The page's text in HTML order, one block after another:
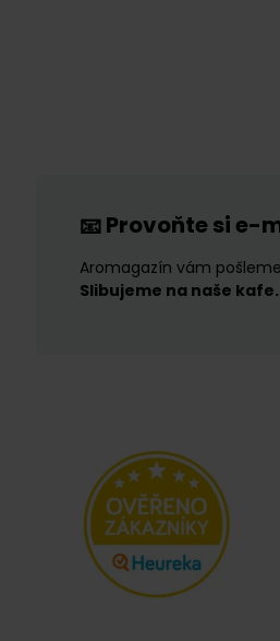
📧Provoňte si e-
Aromagazín vám
Slibujeme na naše kafe.